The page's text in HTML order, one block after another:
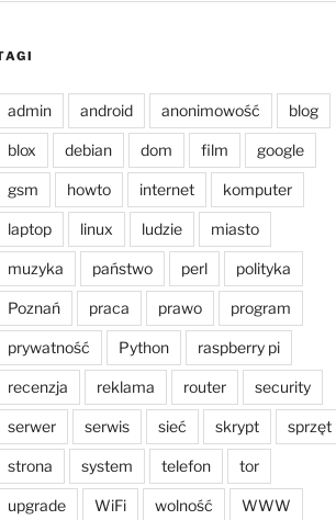
admin android anonimowość blog
blox debian dom film google
gsm howto internet komputer
laptop linux ludzie miasto
muzyka państwo perl polityka
Poznań praca prawo program
prywatność Python raspberry pi
recenzja reklama router security
serwer serwis sieć skrypt sprzęt
strona system telefon tor
upgrade WiFi wolność WWW